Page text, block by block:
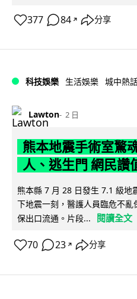
377 84 ↗ 分享
科技娛樂 生活娛樂 城中熱
Lawton 2 日
熊本地震手術室驚
人、逃生門 網民讚
熊本縣 7 月 28 日發生 7.1 級地
下地震一刻，醫護人員臨危不
保出口流通。片段...
閱讀全文
70 23 ↗ 分享